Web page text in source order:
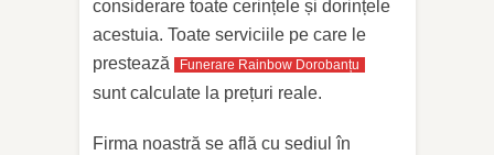
considerare toate cerințele și dorințele
acestuia. Toate serviciile pe care le
prestează
Funerare Rainbow Dorobanțu
sunt calculate la prețuri reale.
Firma noastră se află cu sediul în